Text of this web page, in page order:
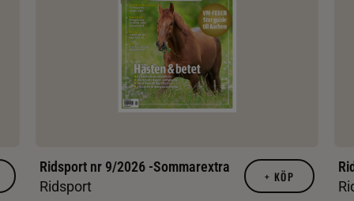
Ridsport nr 9/2026 -Sommarextra
Ridsport
+ KÖP